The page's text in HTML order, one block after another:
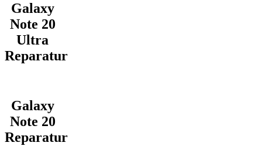
Galaxy
Note 20
Ultra
Reparatur
Galaxy
Note 20
Reparatur